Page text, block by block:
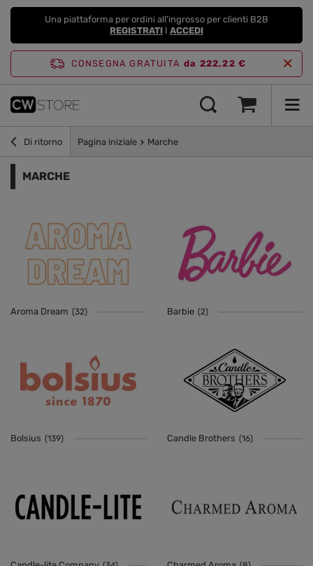
Una piattaforma per ordini all'ingrosso per clienti B2B
REGISTRATI I ACCEDI
CONSEGNA GRATUITA da 222,22 €
Di ritorno Pagina iniziale Marche
MARCHE
Aroma Dream (32) Barbie (2)
Bolsius (139) Candle Brothers (16)